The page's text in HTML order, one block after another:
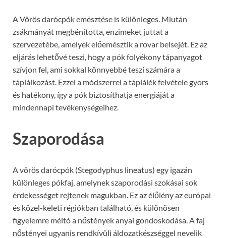
A Vörös darócpók emésztése is különleges. Miután
zsákmányát megbénította, enzimeket juttat a
szervezetébe, amelyek előemésztik a rovar belsejét. Ez az
eljárás lehetővé teszi, hogy a pók folyékony tápanyagot
szívjon fel, ami sokkal könnyebbé teszi számára a
táplálkozást. Ezzel a módszerrel a táplálék felvétele gyors
és hatékony, így a pók biztosíthatja energiáját a
mindennapi tevékenységeihez.
Szaporodása
A vörös darócpók (Stegodyphus lineatus) egy igazán
különleges pókfaj, amelynek szaporodási szokásai sok
érdekességet rejtenek magukban. Ez az élőlény az európai
és közel-keleti régiókban található, és különösen
figyelemre méltó a nőstények anyai gondoskodása. A faj
nőstényei ugyanis rendkívüli áldozatkészséggel nevelik